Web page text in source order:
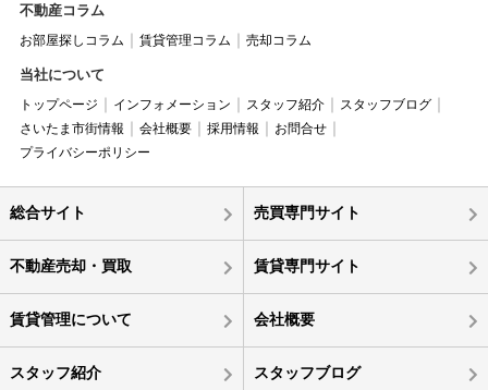
不動産コラム
お部屋探しコラム 賃貸管理コラム 売却コラム
当社について
トップページ インフォメーション スタッフ紹介
スタッフブログ
さいたま市街情報
会社概要 採用情報
お問合せ
プライバシーポリシー
総合サイト 売買専門サイト
不動産売却・買取 賃貸専門サイト
賃貸管理について 会社概要
スタッフ紹介 スタッフブログ